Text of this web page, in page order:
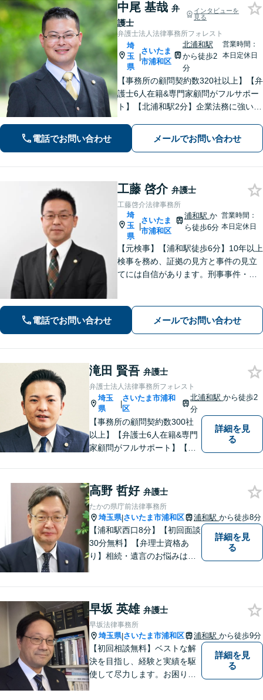
中尾 基哉 弁
護士
インタビューを
見る
弁護士法人法律事務所フォレスト
埼
玉
県
|
さいたま
市浦和区
北浦和駅
から徒歩2
分
営業時間：
本日定休日
【事務所の顧問契約数320社以上】【弁
護士6人在籍&専門家顧問がフルサポー
ト】【北浦和駅2分】企業法務に強い弁
動産などに対応します。中小企業さ
ま、個人事業主さまからのご相談に注
電話でお問い合わせ メールでお問い合わせ
工藤 啓介 弁護士
工藤啓介法律事務所
埼
玉
県
|
さいたま
市浦和区
浦和駅 か
ら徒歩6分
営業時間：
本日定休日
【元検事】【浦和駅徒歩6分】10年以上
検事を務め、証拠の見方と事件の見立
てには自信があります。刑事事件・離
わせ下さい。
電話でお問い合わせ メールでお問い合わせ
滝田 賢吾 弁護士
弁護士法人法律事務所フォレスト
埼玉
県
|
さいたま市浦和
区
北浦和駅から徒歩2
分
【事務所の顧問契約数300社
以上】【弁護士6人在籍&専門
家顧問がフルサポート】【北
商取引問題などに対応しま
す。中小企業さま、個人事業
主さまからのご相談に注力
【初回面談無料】
詳細を見
る
高野 哲好 弁護士
たかの県庁前法律事務所
埼玉県|さいたま市浦和区 浦和駅 から徒歩8分
【浦和駅西口8分】【初回面談
30分無料】【弁理士資格あ
り】相続・遺言のお悩みはお
善の解決を全力で目指しま
す。【夜間・土日相談可】
詳細を見
る
早坂 英雄 弁護士
早坂法律事務所
埼玉県|さいたま市浦和区 浦和駅 から徒歩9分
【初回相談無料】ベストな解
決を目指し、経験と実績を駆
使して尽力します。お困りの
詳細を見
る